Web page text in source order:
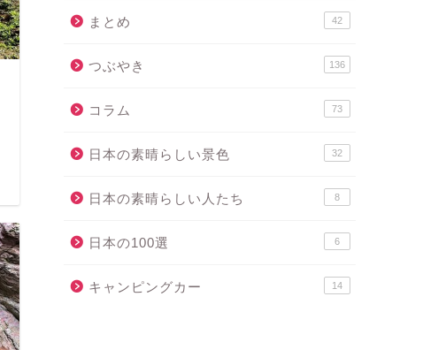
まとめ 42
つぶやき 136
コラム 73
日本の素晴らしい景色 32
日本の素晴らしい人たち 8
日本の100選 6
キャンピングカー 14